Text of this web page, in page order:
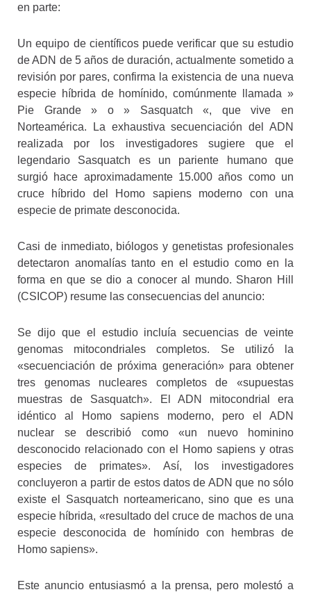
en parte:
Un equipo de científicos puede verificar que su estudio
de ADN de 5 años de duración, actualmente sometido a
revisión por pares, confirma la existencia de una nueva
especie híbrida de homínido, comúnmente llamada »
Pie Grande » o » Sasquatch «, que vive en
Norteamérica. La exhaustiva secuenciación del ADN
realizada por los investigadores sugiere que el
legendario Sasquatch es un pariente humano que
surgió hace aproximadamente 15.000 años como un
cruce híbrido del Homo sapiens moderno con una
especie de primate desconocida.
Casi de inmediato, biólogos y genetistas profesionales
detectaron anomalías tanto en el estudio como en la
forma en que se dio a conocer al mundo. Sharon Hill
(CSICOP) resume las consecuencias del anuncio:
Se dijo que el estudio incluía secuencias de veinte
genomas mitocondriales completos. Se utilizó la
«secuenciación de próxima generación» para obtener
tres genomas nucleares completos de «supuestas
muestras de Sasquatch». El ADN mitocondrial era
idéntico al Homo sapiens moderno, pero el ADN
nuclear se describió como «un nuevo hominino
desconocido relacionado con el Homo sapiens y otras
especies de primates». Así, los investigadores
concluyeron a partir de estos datos de ADN que no sólo
existe el Sasquatch norteamericano, sino que es una
especie híbrida, «resultado del cruce de machos de una
especie desconocida de homínido con hembras de
Homo sapiens».
Este anuncio entusiasmó a la prensa, pero molestó a